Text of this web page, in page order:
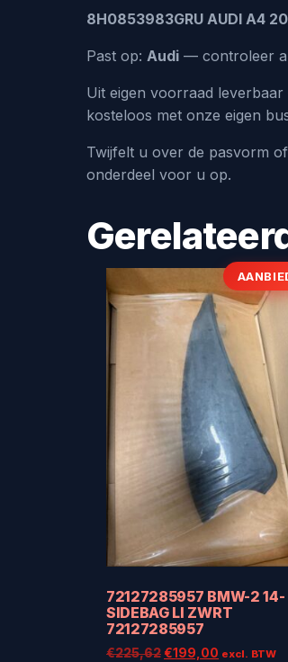
8H0853983GRU AUDI A4
Past op: Audi — controleer
Uit eigen voorraad
kosteloos met onze eigen
Twijfelt u over de pasvorm
onderdeel voor u op.
72127285957 BMW-2 14-
SIDEBAG LI ZWRT
72127285957
€225,62Oorspronkelijke
€199,00 Huidige
excl. BTW